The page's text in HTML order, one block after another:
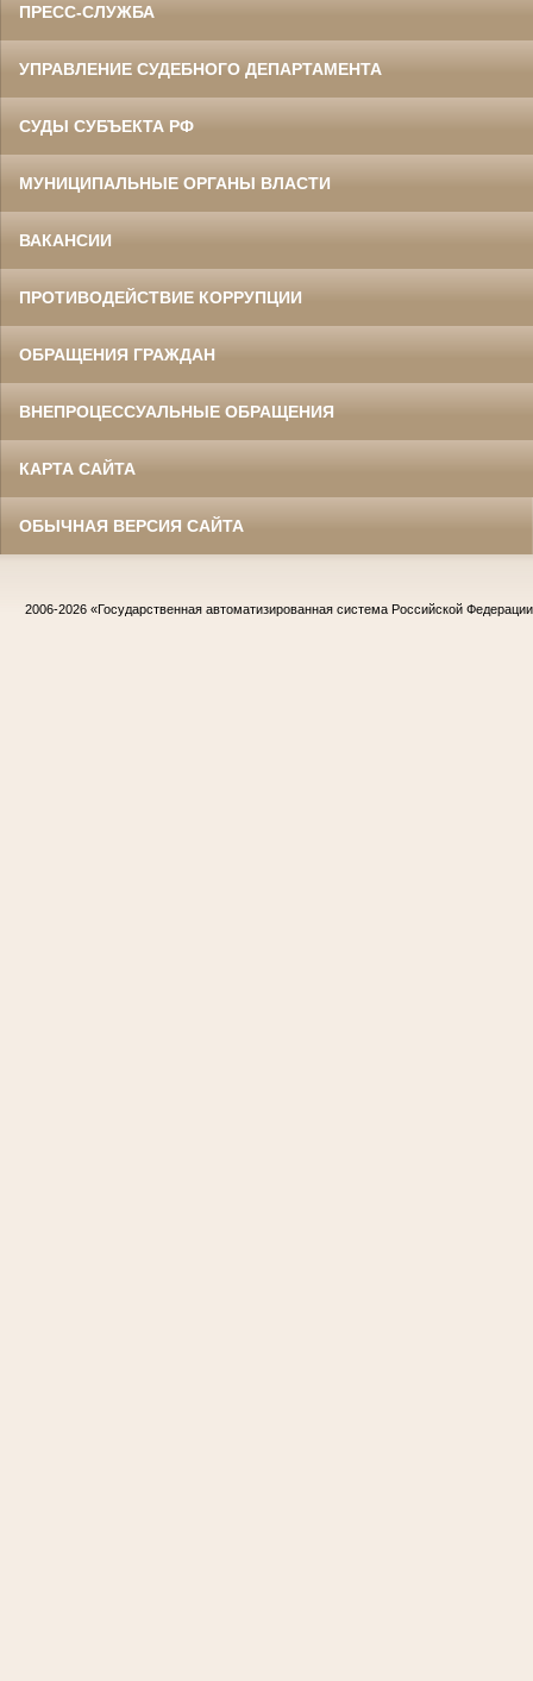
ПРЕСС-СЛУЖБА
УПРАВЛЕНИЕ СУДЕБНОГО ДЕПАРТАМЕНТА
СУДЫ СУБЪЕКТА РФ
МУНИЦИПАЛЬНЫЕ ОРГАНЫ ВЛАСТИ
ВАКАНСИИ
ПРОТИВОДЕЙСТВИЕ КОРРУПЦИИ
ОБРАЩЕНИЯ ГРАЖДАН
ВНЕПРОЦЕССУАЛЬНЫЕ ОБРАЩЕНИЯ
КАРТА САЙТА
ОБЫЧНАЯ ВЕРСИЯ САЙТА
2006-2026 «Государственная автоматизированная система Российской